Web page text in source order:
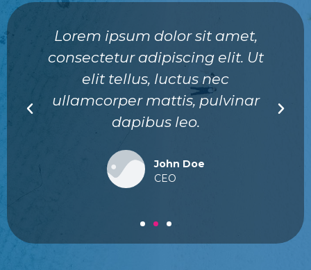
Lorem ipsum dolor sit amet,
consectetur adipiscing elit. Ut
elit tellus, luctus nec
ullamcorper mattis, pulvinar
dapibus leo.
John Doe
CEO